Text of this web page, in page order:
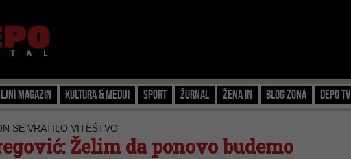
magazin Kultura & Mediji Sport Žurnal Žena IN Blog zona Depo TV
SE VRATILO VITEŠTVO'
Želim da ponovo budemo